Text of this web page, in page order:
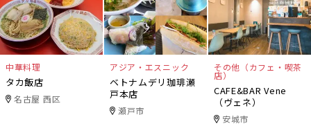
中華料理
タカ飯店
名古屋 西区
アジア・エスニック
ベトナムデリ珈琲瀬
戸本店
瀬戸市
その他（カフェ・喫茶
店）
CAFE&BAR Vene
（ヴェネ）
安城市